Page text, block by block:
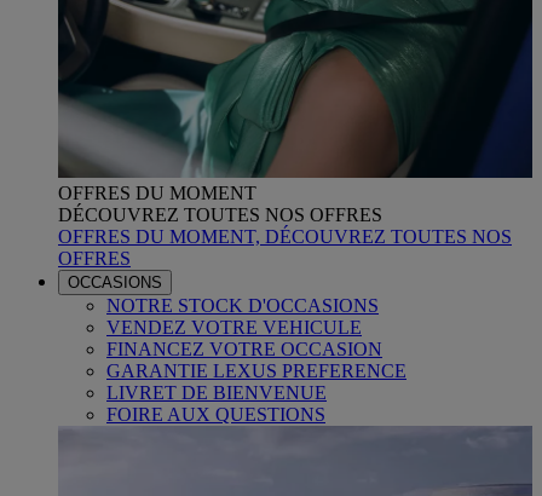
OFFRES DU MOMENT
DÉCOUVREZ TOUTES NOS OFFRES
OFFRES DU MOMENT, DÉCOUVREZ TOUTES NOS
OFFRES
OCCASIONS
NOTRE STOCK D'OCCASIONS
VENDEZ VOTRE VEHICULE
FINANCEZ VOTRE OCCASION
GARANTIE LEXUS PREFERENCE
LIVRET DE BIENVENUE
FOIRE AUX QUESTIONS